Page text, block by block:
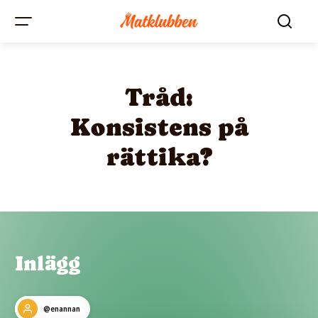
Tråd:
Konsistens på
rättika?
Inlägg
@enannan